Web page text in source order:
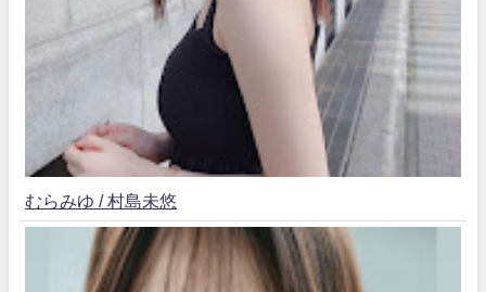
むらみゆ / 村島未悠